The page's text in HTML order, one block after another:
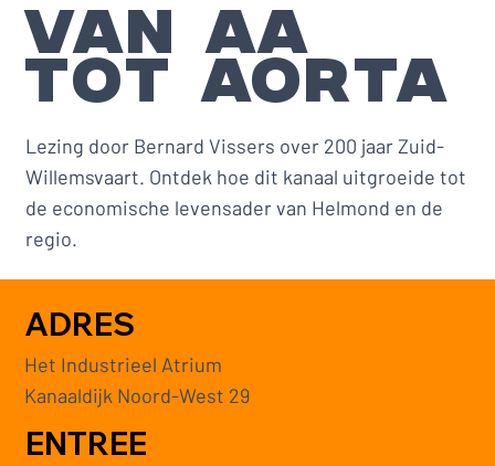
VAN AA
TOT AORTA
Lezing door Bernard Vissers over 200 jaar Zuid-
Willemsvaart. Ontdek hoe dit kanaal uitgroeide tot
de economische levensader van Helmond en de
regio.
ADRES
Het Industrieel Atrium
Kanaaldijk Noord-West 29
ENTREE